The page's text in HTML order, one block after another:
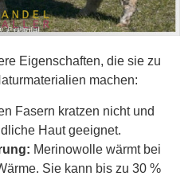
Eigenschaften, die sie zu
machen:
Fasern kratzen nicht und
Haut geeignet.
Merinowolle wärmt bei
Sie kann bis zu 30 %